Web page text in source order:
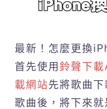
最新！怎麼更換
首先使用鈴聲下
載網站先將歌曲
歌曲後，將下來